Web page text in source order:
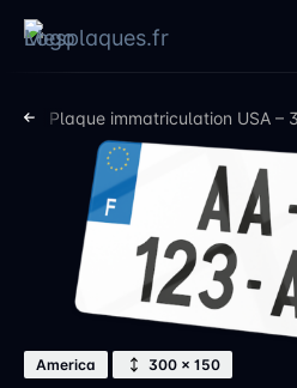
Plaque immatriculation USA –
America 300 × 150